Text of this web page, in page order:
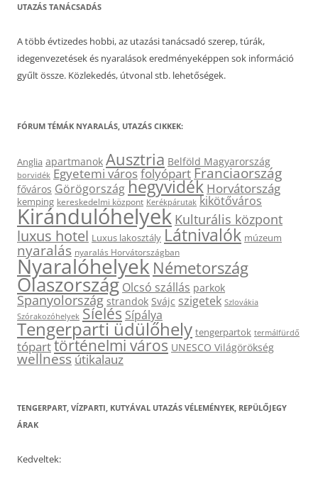
UTAZÁS TANÁCSADÁS
A több évtizedes hobbi, az utazási tanácsadó szerep, túrák,
idegenvezetések és nyaralások eredményeképpen sok információ
gyűlt össze. Közlekedés, útvonal stb. lehetőségek.
FÓRUM TÉMÁK NYARALÁS, UTAZÁS CIKKEK:
Anglia apartmanok Ausztria Belföld Magyarország
borvidék Egyetemi városfolyópartFranciaország
főváros Görögországhegyvidék Horvátország
kemping kereskedelmi központ Kerékpárutak kikötőváros
Kirándulóhelyek Kulturális központ
luxus hotel Luxus lakosztály Látnivalók múzeum
nyaralás nyaralás Horvátországban
Nyaralóhelyek Németország
Olaszország Olcsó szállás parkok
Spanyolország strandok Svájc szigetek Szlovákia
Szórakozóhelyek Síelés Sípálya
Tengerparti üdülőhely tengerpartok termálfürdő
tóparttörténelmi város UNESCO Világörökség
wellnessútikalauz
TENGERPART, VÍZPARTI, KUTYÁVAL UTAZÁS VÉLEMÉNYEK, REPÜLŐJEGY
ÁRAK
Kedveltek: